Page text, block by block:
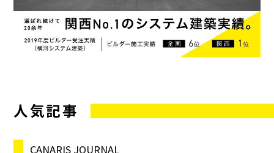
人気記事
CANARIS JOURNAL